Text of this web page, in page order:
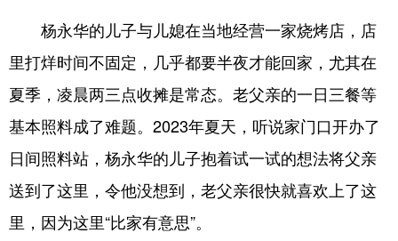
多语种频道
English Español Français عربى
Русский язык 日本語 한국어
Deutsch Português
杨永华的儿子与儿媳在当地经营一家烧烤店，店
里打烊时间不固定，几乎都要半夜才能回家，尤其在
夏季，凌晨两三点收摊是常态。老父亲的一日三餐等
基本照料成了难题。2023年夏天，听说家门口开办了
日间照料站，杨永华的儿子抱着试一试的想法将父亲
送到了这里，令他没想到，老父亲很快就喜欢上了这
里，因为这里“比家有意思”。